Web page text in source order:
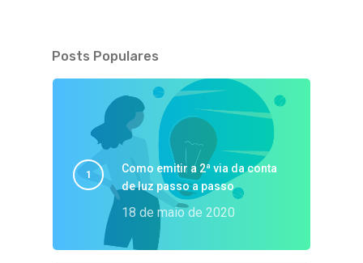
Posts Populares
Como emitir a 2ª via da conta
de luz passo a passo
18 de maio de 2020